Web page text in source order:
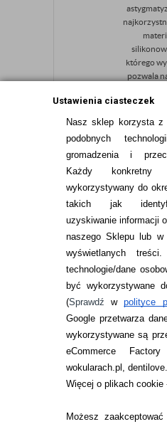
Ustawienia ciasteczek
Nasz sklep korzysta
podobnych
gromadzenia i
Każdy
wykorzystywany do
takich jak
uzyskiwanie informacji
naszego Sklepu lub w
wyświetlanych treści.
technologie/dane
być wykorzystywane
(Sprawdźwpolityce
Google przetwarza
wykorzystywane są
eCommerce
wokularach.pl,
Więcej o plikach cookie
Możesz
którego
pozwala
Soczewki
Toric
sztukowym
Multifocal
prezbiopii
Zawierają